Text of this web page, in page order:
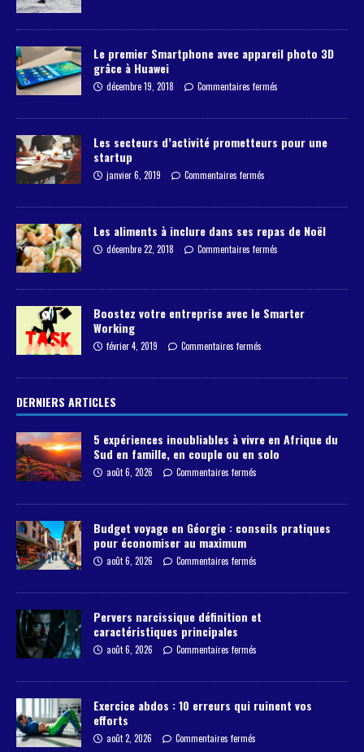
Le premier Smartphone avec appareil photo 3D
grâce à Huawei
décembre 19, 2018 Commentaires fermés
Les secteurs d’activité prometteurs pour une
startup
janvier 6, 2019 Commentaires fermés
Les aliments à inclure dans ses repas de Noël
décembre 22, 2018 Commentaires fermés
Boostez votre entreprise avec le Smarter
Working
février 4, 2019 Commentaires fermés
DERNIERS ARTICLES
5 expériences inoubliables à vivre en Afrique du
Sud en famille, en couple ou en solo
août 6, 2026 Commentaires fermés
Budget voyage en Géorgie : conseils pratiques
pour économiser au maximum
août 6, 2026 Commentaires fermés
Pervers narcissique définition et
caractéristiques principales
août 6, 2026 Commentaires fermés
Exercice abdos : 10 erreurs qui ruinent vos
efforts
août 2, 2026 Commentaires fermés